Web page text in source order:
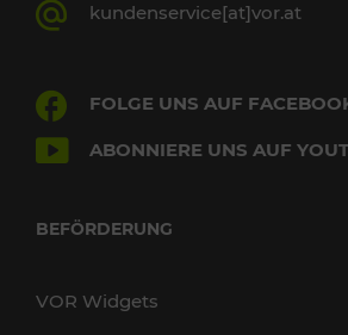
kundenservice[at]vor.at
FOLGE UNS AUF
ABONNIERE UNS AUF
BEFÖRDERUNG
VOR Widgets